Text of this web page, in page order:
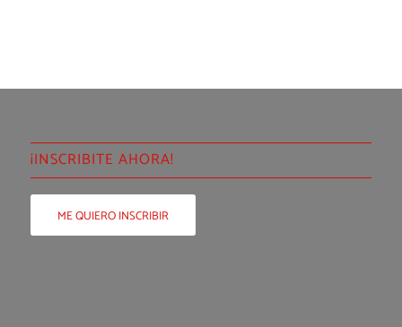
¡INSCRIBITE AHORA!
ME QUIERO INSCRIBIR